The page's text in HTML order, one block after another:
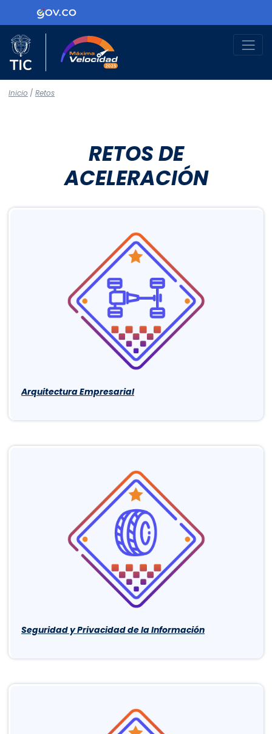
Ir al contenido principalLogo Gobierno de Colombia
Logo del Ministerio TIC
Inicio / Retos
RETOS DE
ACELERACIÓN
Arquitectura Empresarial
Seguridad y Privacidad de la Información